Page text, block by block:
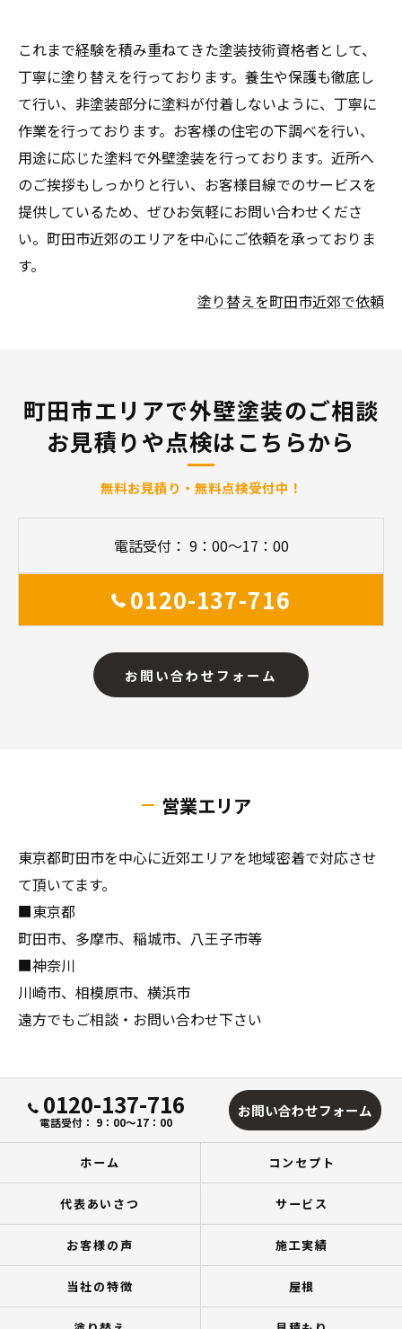
これまで経験を積み重ねてきた塗装技術資格者として、
丁寧に塗り替えを行っております。養生や保護も徹底し
て行い、非塗装部分に塗料が付着しないように、丁寧に
作業を行っております。お客様の住宅の下調べを行い、
用途に応じた塗料で外壁塗装を行っております。近所へ
のご挨拶もしっかりと行い、お客様目線でのサービスを
提供しているため、ぜひお気軽にお問い合わせくださ
い。町田市近郊のエリアを中心にご依頼を承っておりま
す。
塗り替えを町田市近郊で依頼
無料お見積り・無料点検受付中！
町田市エリアで外壁塗装のご相談
お見積りや点検はこちらから
電話受付： 9：00～17：00
0120-137-716
お問い合わせフォーム
営業エリア
東京都町田市を中心に近郊エリアを地域密着で対応させ
て頂いてます。
■東京都
町田市、多摩市、稲城市、八王子市等
■神奈川
川崎市、相模原市、横浜市
遠方でもご相談・お問い合わせ下さい
0120-137-716
電話受付： 9：00～17：00
お問い合わせフォーム
ホーム コンセプト
代表あいさつ サービス
お客様の声 施工実績
当社の特徴 屋根